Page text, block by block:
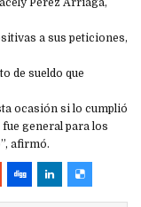
Pérez Arriaga,
a sus peticiones,
de sueldo que
ocasión si lo cumplió
general para los
afirmó.